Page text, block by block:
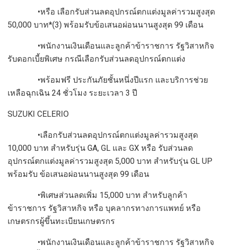
•หรือ เลือกรับส่วนลดอุปกรณ์ตกแต่งมูลค่ารวมสูงสุด
50,000 บาท*(3) พร้อมรับข้อเสนอผ่อนนานสูงสุด 99 เดือน
•พนักงานเงินเดือนและลูกค้าข้าราชการ รัฐวิสาหกิจ
รับดอกเบี้ยพิเศษ กรณีเลือกรับส่วนลดอุปกรณ์ตกแต่ง
•พร้อมฟรี ประกันภัยชั้นหนึ่งปีแรก และบริการช่วย
เหลือฉุกเฉิน 24 ชั่วโมง ระยะเวลา 3 ปี
SUZUKI CELERIO
•เลือกรับส่วนลดอุปกรณ์ตกแต่งมูลค่ารวมสูงสุด
10,000 บาท สำหรับรุ่น GA, GL และ GX หรือ รับส่วนลด
อุปกรณ์ตกแต่งมูลค่ารวมสูงสุด 5,000 บาท สำหรับรุ่น GL UP
พร้อมรับ ข้อเสนอผ่อนนานสูงสุด 99 เดือน
•พิเศษส่วนลดเพิ่ม 15,000 บาท สำหรับลูกค้า
ข้าราชการ รัฐวิสาหกิจ หรือ บุคลากรทางการแพทย์ หรือ
เกษตรกรผู้ขึ้นทะเบียนเกษตรกร
•พนักงานเงินเดือนและลูกค้าข้าราชการ รัฐวิสาหกิจ